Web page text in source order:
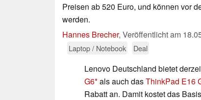
Preisen ab 520 Euro, und können vor
werden.
Hannes Brecher, Veröffentlicht am
Laptop / Notebook
Deal
Lenovo Deutschland bietet
G6 als auch dasThinkPad E16
Rabatt an. Damit kostet das